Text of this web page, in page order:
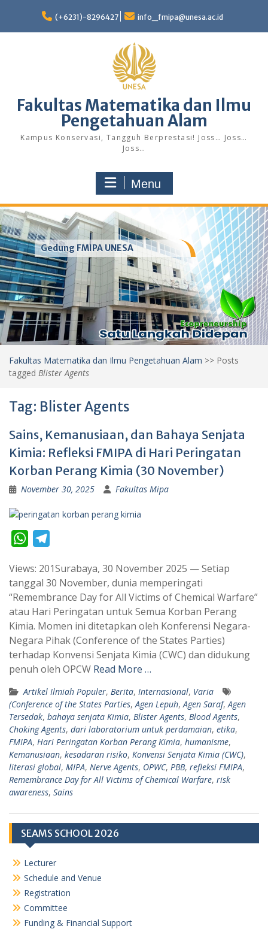
content
(+6231)-8296427 info_fmipa@unesa.ac.id
Fakultas Matematika dan Ilmu
Pengetahuan Alam
Kampus Konservasi, Tangguh Berprestasi! Joss… Joss…
Joss…
Menu
Gedung FMIPA UNESA
Fakultas Matematika dan Ilmu Pengetahuan Alam >> Posts
tagged Blister Agents
Tag: Blister Agents
Sains, Kemanusiaan, dan Bahaya Senjata
Kimia: Refleksi FMIPA di Hari Peringatan
Korban Perang Kimia (30 November)
November 30, 2025 Fakultas Mipa
W
a
t
s
A
p
p
l
e
g
r
a
m
Views: 201Surabaya, 30 November 2025 — Setiap
tanggal 30 November, dunia memperingati
“Remembrance Day for All Victims of Chemical Warfare”
atau Hari Peringatan untuk Semua Korban Perang
Kimia. Momen ini ditetapkan oleh Konferensi Negara-
Negara Pihak (Conference of the States Parties)
terhadap Konvensi Senjata Kimia (CWC) dan didukung
penuh oleh OPCW Read More …
Artikel Ilmiah Populer, Berita, Internasional, Varia
(Conference of the States Parties, Agen Lepuh, Agen Saraf, Agen
Tersedak, bahaya senjata Kimia, Blister Agents, Blood Agents,
Choking Agents, dari laboratorium untuk perdamaian, etika,
FMIPA, Hari Peringatan Korban Perang Kimia, humanisme,
Kemanusiaan, kesadaran risiko, Konvensi Senjata Kimia (CWC),
literasi global, MIPA, Nerve Agents, OPWC, PBB, refleksi FMIPA,
Remembrance Day for All Victims of Chemical Warfare, risk
awareness, Sains
SEAMS SCHOOL 2026
Lecturer
Schedule and Venue
Registration
Committee
Funding & Financial Support